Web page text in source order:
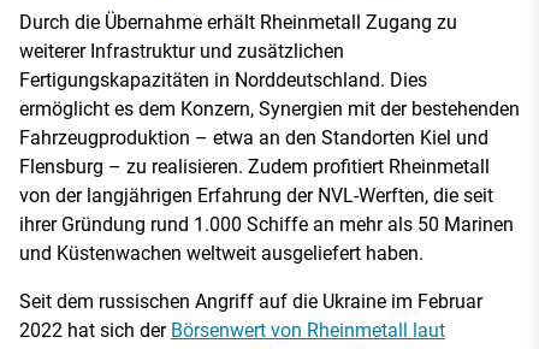
Durch die Übernahme erhält Rheinmetall Zugang zu
weiterer Infrastruktur und zusätzlichen
Fertigungskapazitäten in Norddeutschland. Dies
ermöglicht es dem Konzern, Synergien mit der bestehenden
Fahrzeugproduktion – etwa an den Standorten Kiel und
Flensburg – zu realisieren. Zudem profitiert Rheinmetall
von der langjährigen Erfahrung der NVL-Werften, die seit
ihrer Gründung rund 1.000 Schiffe an mehr als 50 Marinen
und Küstenwachen weltweit ausgeliefert haben.
Seit dem russischen Angriff auf die Ukraine im Februar
2022 hat sich der Börsenwert von Rheinmetall laut